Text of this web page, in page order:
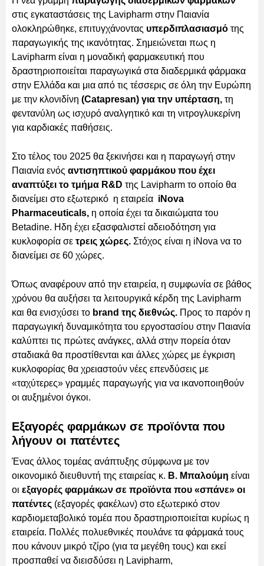
στις εγκαταστάσεις της Lavipharm στην Παιανία
ολοκληρώθηκε, επιτυγχάνοντας υπερδιπλασιασμό της
παραγωγικής της ικανότητας. Σημειώνεται πως η
Lavipharm είναι η μοναδική φαρμακευτική που
δραστηριοποιείται παραγωγικά στα διαδερμικά φάρμακα
στην Ελλάδα και μια από τις τέσσερις σε όλη την Ευρώπη
με την κλονιδίνη (Catapresan) για την υπέρταση, τη
φεντανύλη ως ισχυρό αναλγητικό και τη νιτρογλυκερίνη
για καρδιακές παθήσεις.
Στο τέλος του 2025 θα ξεκινήσει και η παραγωγή στην
Παιανία ενός αντισηπτικού φαρμάκου που έχει
αναπτύξει το τμήμα R&D της Lavipharm το οποίο θα
διανείμει στο εξωτερικό η εταιρεία iΝova
Pharmaceuticals, η οποία έχει τα δικαιώματα του
Betadine. Ηδη έχει εξασφαλιστεί αδειοδότηση για
κυκλοφορία σε τρεις χώρες. Στόχος είναι η iNova να το
διανείμει σε 60 χώρες.
Όπως αναφέρουν από την εταιρεία, η συμφωνία σε βάθος
χρόνου θα αυξήσει τα λειτουργικά κέρδη της Lavipharm
και θα ενισχύσει το brand της διεθνώς. Προς το παρόν η
παραγωγική δυναμικότητα του εργοστασίου στην Παιανία
καλύπτει τις πρώτες ανάγκες, αλλά στην πορεία όταν
σταδιακά θα προστίθενται και άλλες χώρες με έγκριση
κυκλοφορίας θα χρειαστούν νέες επενδύσεις με
«ταχύτερες» γραμμές παραγωγής για να ικανοποιηθούν
οι αυξημένοι όγκοι.
Εξαγορές φαρμάκων σε προϊόντα που
λήγουν οι πατέντες
Ένας άλλος τομέας ανάπτυξης σύμφωνα με τον
οικονομικό διευθυντή της εταιρείας κ. Β. Μπαλούμη είναι
οι εξαγορές φαρμάκων σε προϊόντα που «σπάνε» οι
πατέντες (εξαγορές φακέλων) στο εξωτερικό στον
καρδιομεταβολικό τομέα που δραστηριοποιείται κυρίως η
εταιρεία. Πολλές πολυεθνικές πουλάνε τα φάρμακά τους
που κάνουν μικρό τζίρο (για τα μεγέθη τους) και εκεί
προσπαθεί να διεισδύσει η Lavipharm,